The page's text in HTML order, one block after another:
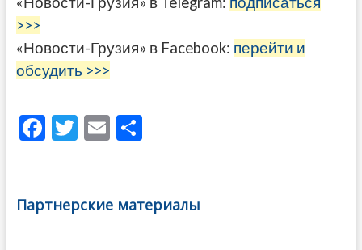
>>>
«Новости-Грузия» в Facebook: перейти и
обсудить >>>
F
b
o
T
er
E
l
О
а
в
Партнерские материалы